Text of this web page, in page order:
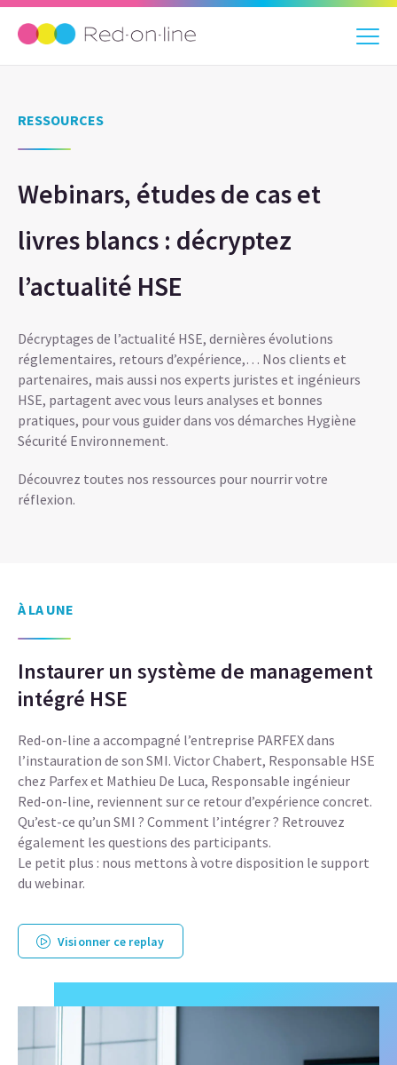
RESSOURCES
Webinars, études de cas et
livres blancs : décryptez
l’actualité HSE
Décryptages de l’actualité HSE, dernières évolutions
réglementaires, retours d’expérience,… Nos clients et
partenaires, mais aussi nos experts juristes et ingénieurs
HSE, partagent avec vous leurs analyses et bonnes
pratiques, pour vous guider dans vos démarches Hygiène
Sécurité Environnement.
Découvrez toutes nos ressources pour nourrir votre
réflexion.
À LA UNE
Instaurer un système de management
intégré HSE
Red-on-line a accompagné l’entreprise PARFEX dans
l’instauration de son SMI. Victor Chabert, Responsable HSE
chez Parfex et Mathieu De Luca, Responsable ingénieur
Red-on-line, reviennent sur ce retour d’expérience concret.
Qu’est-ce qu’un SMI ? Comment l’intégrer ? Retrouvez
également les questions des participants.
Le petit plus : nous mettons à votre disposition le support
du webinar.
Visionner ce replay